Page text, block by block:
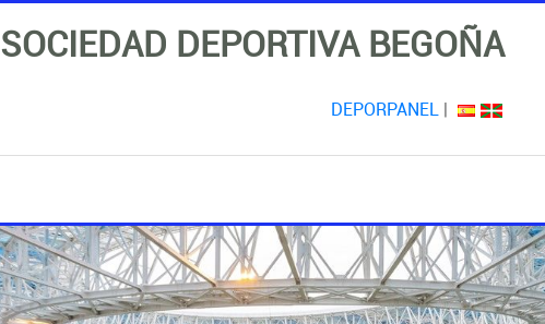
SOCIEDAD DEPORTIVA BEGOÑA
DEPORPANEL |